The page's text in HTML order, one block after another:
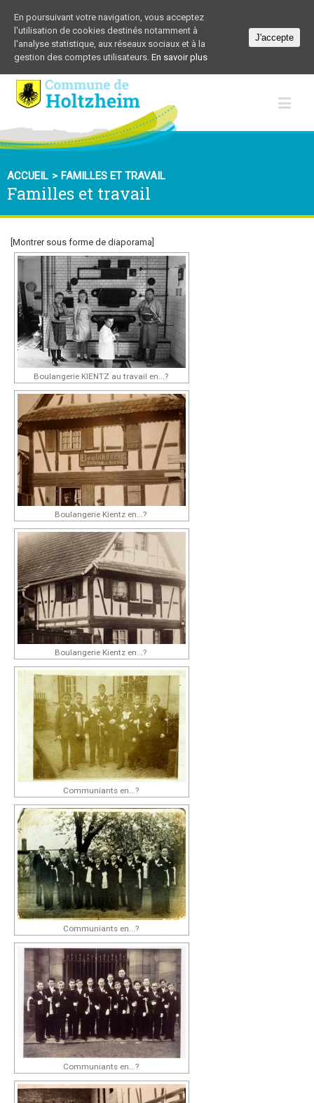
ACCUEIL > FAMILLES ET TRAVAIL
Familles et travail
[Montrer sous forme de diaporama]
Boulangerie KIENTZ au travail en...?
Boulangerie Kientz en...?
Boulangerie Kientz en...?
Communiants en...?
Communiants en...?
Communiants en...?
En poursuivant votre navigation, vous acceptez
l'utilisation de cookies destinés notamment à
l'analyse statistique, aux réseaux sociaux et à la
gestion des comptes utilisateurs. En savoir plus
J'accepte